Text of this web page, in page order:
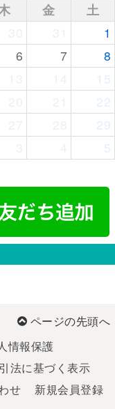
金
土
1
6 7
8
15
22
29
5
ページの先頭へ
情報保護
法に基づく表示
せ 新規会員登録